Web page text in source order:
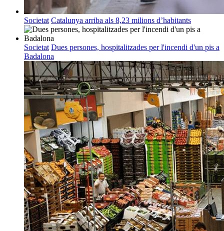
Societat Catalunya arriba als 8,23 milions d’habitants
Societat Dues persones, hospitalitzades per l'incendi d'un pis a
Badalona